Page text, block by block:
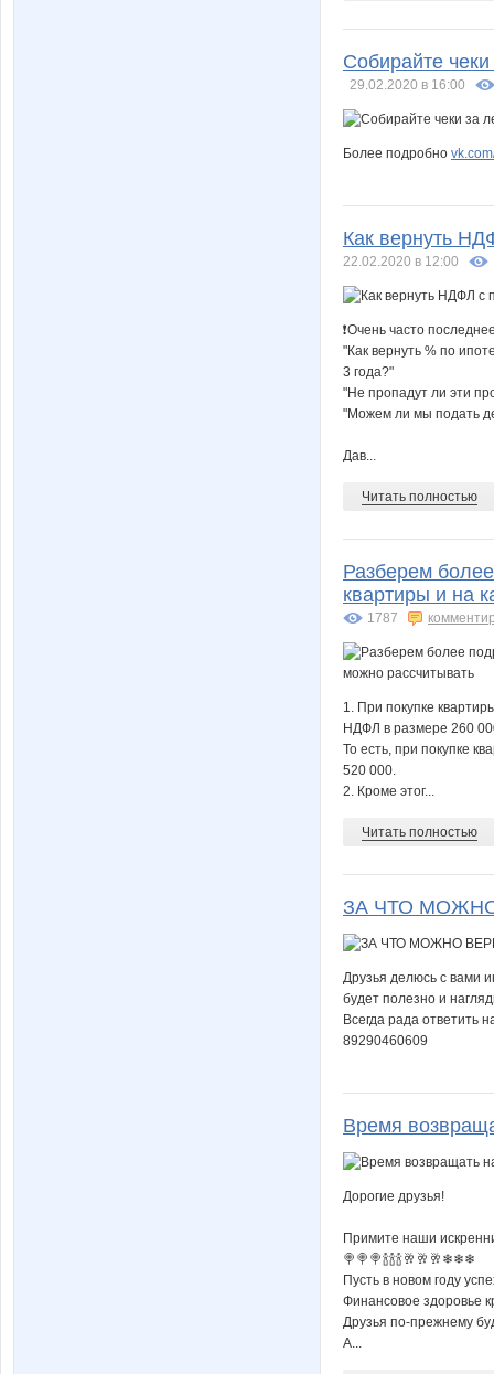
PaLadin Pechka
bsabsa buta55
iZverG ira-cv
kokon
natali-bor natylek
r@inforest sb114
yulkin
мар-мышка
Собирайте
29.02.2020 в 16:00
Более подробно
Как вернуть
22.02.2020 в 12:00
❗Очень часто
"Как вернуть % по
3 года?"
"Не пропадут ли эти
"Можем ли мы подать
Дав...
Читать полностью
Разберем
квартиры и на
1787
1. При покупке
НДФЛ в размере 260
То есть, при покупке
520 000.
2. Кроме этог...
Читать полностью
ЗА ЧТО
Друзья делюсь с вами
будет полезно и
Всегда рада ответить
89290460609
Время
Дорогие друзья!
Примите наши
🍭🍭🍭🍾🍾🍾🥂🥂🥂❄❄❄
Пусть в новом году
Финансовое здоровье
Друзья по-прежнему
А...